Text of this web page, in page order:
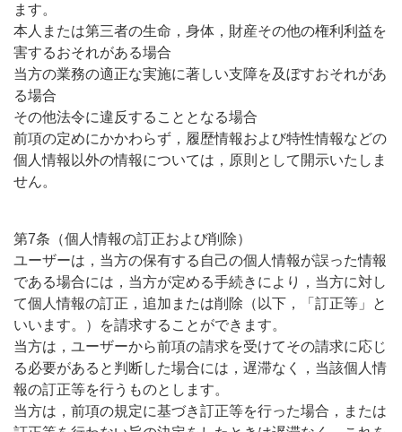
ます。
本人または第三者の生命，身体，財産その他の権利利益を
害するおそれがある場合
当方の業務の適正な実施に著しい支障を及ぼすおそれがあ
る場合
その他法令に違反することとなる場合
前項の定めにかかわらず，履歴情報および特性情報などの
個人情報以外の情報については，原則として開示いたしま
せん。
第7条（個人情報の訂正および削除）
ユーザーは，当方の保有する自己の個人情報が誤った情報
である場合には，当方が定める手続きにより，当方に対し
て個人情報の訂正，追加または削除（以下，「訂正等」と
いいます。）を請求することができます。
当方は，ユーザーから前項の請求を受けてその請求に応じ
る必要があると判断した場合には，遅滞なく，当該個人情
報の訂正等を行うものとします。
当方は，前項の規定に基づき訂正等を行った場合，または